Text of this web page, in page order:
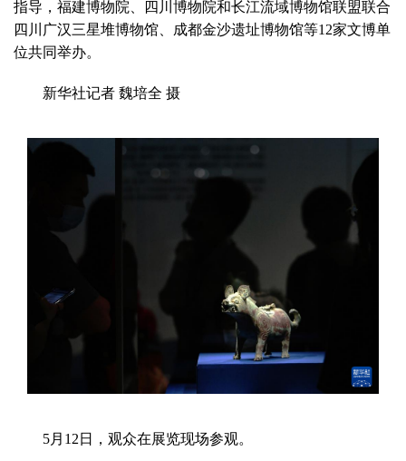
指导，福建博物院、四川博物院和长江流域博物馆联盟联合
四川广汉三星堆博物馆、成都金沙遗址博物馆等12家文博单
位共同举办。
新华社记者 魏培全 摄
5月12日，观众在展览现场参观。